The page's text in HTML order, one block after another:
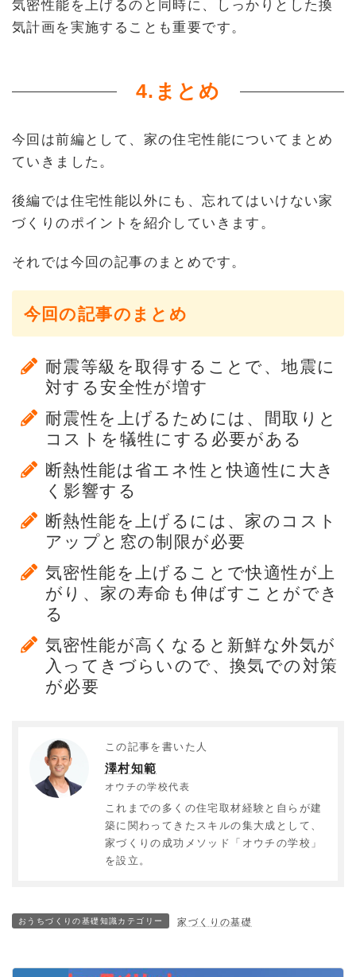
気密性能を上げるのと同時に、しっかりとした換
気計画を実施することも重要です。
4.まとめ
今回は前編として、家の住宅性能についてまとめ
ていきました。
後編では住宅性能以外にも、忘れてはいけない家
づくりのポイントを紹介していきます。
それでは今回の記事のまとめです。
今回の記事のまとめ
耐震等級を取得することで、地震に
対する安全性が増す
耐震性を上げるためには、間取りと
コストを犠牲にする必要がある
断熱性能は省エネ性と快適性に大き
く影響する
断熱性能を上げるには、家のコスト
アップと窓の制限が必要
気密性能を上げることで快適性が上
がり、家の寿命も伸ばすことができ
る
気密性能が高くなると新鮮な外気が
入ってきづらいので、換気での対策
が必要
この記事を書いた人
澤村知範
オウチの学校代表
これまでの多くの住宅取材経験と自らが建
築に関わってきたスキルの集大成として、
家づくりの成功メソッド「オウチの学校」
を設立。
おうちづくりの基礎知識カテゴリー 家づくりの基礎